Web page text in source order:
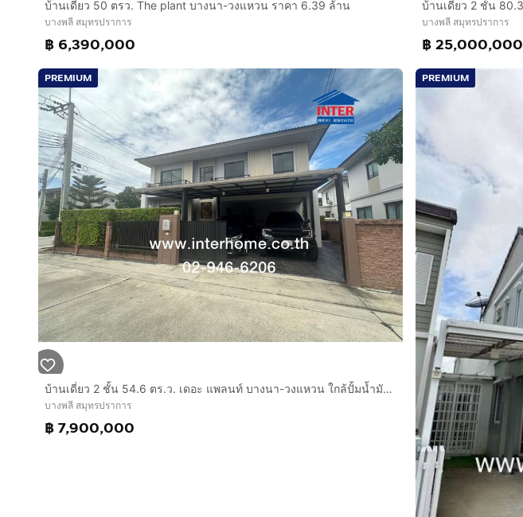
บ้านเดี่ยว 50 ตรว. The plant บางนา-วงแหวน ราคา 6.39 ล้าน
บางพลี สมุทรปราการ
฿ 6,390,000
บางพลี สมุทรปราการ
฿ 25,000,000
PREMIUM
บ้านเดี่ยว 2 ชั้น 54.6 ตร.ว. เดอะ แพลนท์ บางนา-วงแหวน ใกล้ปั้มน้ำมันบางจาก สาขาสุขาภิบาล2 ถนนกาญจนาภิเษก ถนนลาดกระบัง (ถนนสุขาภิบาล2) บางพลี
บางพลี สมุทรปราการ
฿ 7,900,000
PREMIUM